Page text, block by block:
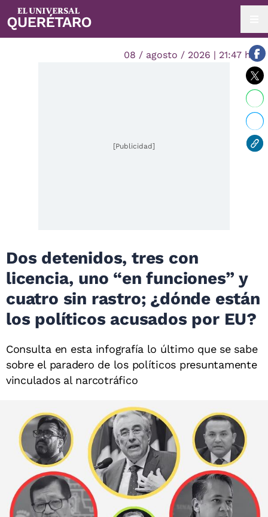
08 / agosto / 2026 | 21:47 hrs.
[Publicidad]
Dos detenidos, tres con
licencia, uno “en funciones” y
cuatro sin rastro; ¿dónde están
los políticos acusados por EU?
Consulta en esta infografía lo último que se sabe
sobre el paradero de los políticos presuntamente
vinculados al narcotráfico